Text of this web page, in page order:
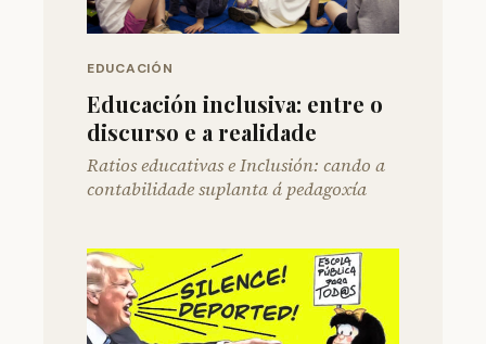
EDUCACIÓN
Educación inclusiva: entre o
discurso e a realidade
Ratios educativas e Inclusión: cando a
contabilidade suplanta á pedagoxía